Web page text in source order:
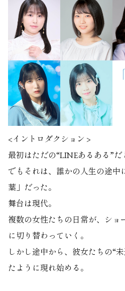
<イントロダクション >
最初はただの“LINEあるある”だ
でもそれは、誰かの人生の途中
葉」だった。
舞台は現代。
複数の女性たちの日常が、ショ
に切り替わっていく。
しかし途中から、彼女たちの“
たように現れ始める。